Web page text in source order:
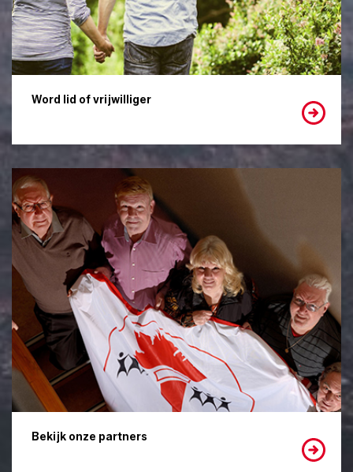
Word lid of vrijwilliger
Bekijk onze partners